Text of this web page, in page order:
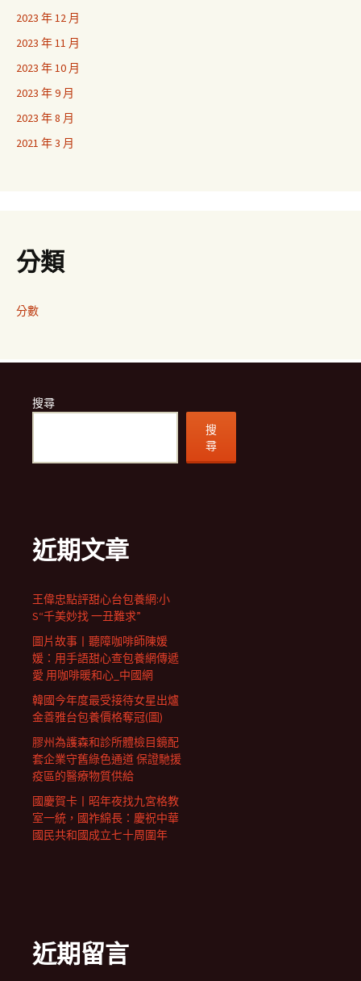
2023 年 12 月
2023 年 11 月
2023 年 10 月
2023 年 9 月
2023 年 8 月
2021 年 3 月
分類
分數
搜尋
搜
尋
近期文章
王偉忠點評甜心台包養網:小
S“千美妙找 一丑難求”
圖片故事丨聽障咖啡師陳媛
媛：用手語甜心查包養網傳遞
愛 用咖啡暖和心_中國網
韓國今年度最受接待女星出爐
金善雅台包養價格奪冠(圖)
膠州為護森和診所體檢目鏡配
套企業守舊綠色通道 保證馳援
疫區的醫療物質供給
國慶賀卡丨昭年夜找九宮格教
室一統，國祚綿長：慶祝中華
國民共和國成立七十周圍年
近期留言